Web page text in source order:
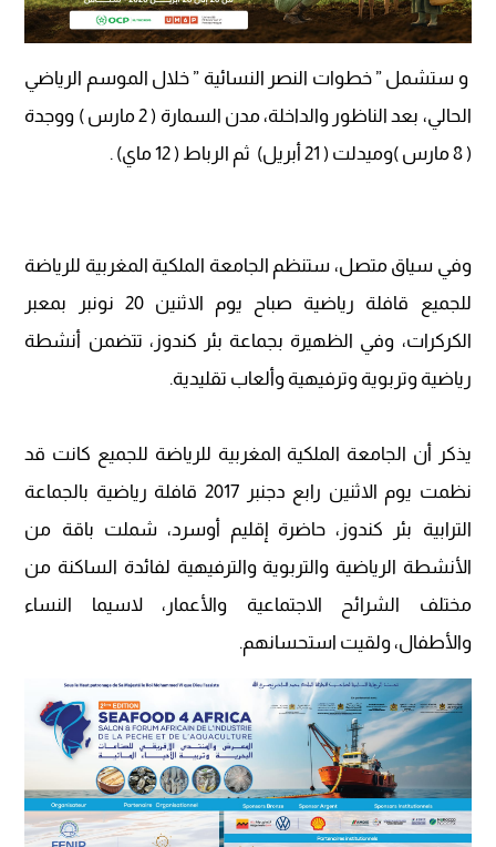
و ستشمل ” خطوات النصر النسائية ” خلال الموسم الرياضي
الحالي، بعد الناظور والداخلة، مدن السمارة ( 2 مارس ) ووجدة
( 8 مارس )وميدلت ( 21 أبريل) ثم الرباط ( 12 ماي) .
وفي سياق متصل، ستنظم الجامعة الملكية المغربية للرياضة
للجميع قافلة رياضية صباح يوم الاثنين 20 نونبر بمعبر
الكركرات، وفي الظهيرة بجماعة بئر كندوز، تتضمن أنشطة
رياضية وتربوية وترفيهية وألعاب تقليدية.
يذكر أن الجامعة الملكية المغربية للرياضة للجميع كانت قد
نظمت يوم الاثنين رابع دجنبر 2017 قافلة رياضية بالجماعة
الترابية بئر كندوز، حاضرة إقليم أوسرد، شملت باقة من
الأنشطة الرياضية والتربوية والترفيهية لفائدة الساكنة من
مختلف الشرائح الاجتماعية والأعمار، لاسيما النساء
والأطفال، ولقيت استحسانهم.